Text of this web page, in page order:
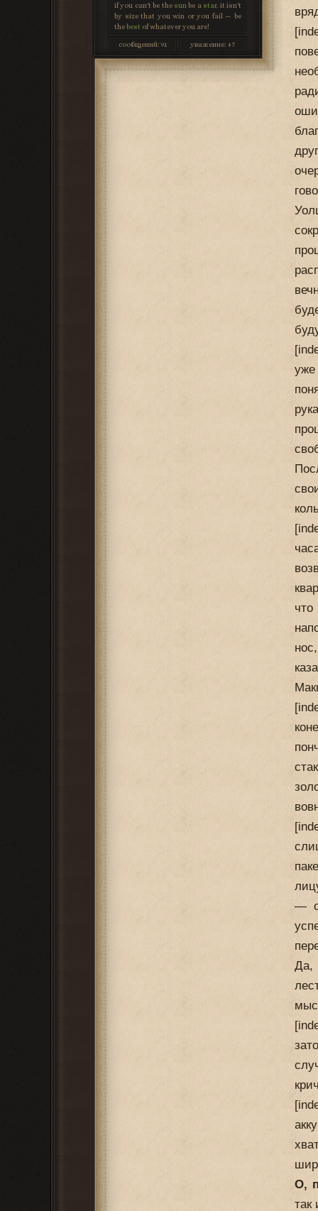
if you can't be the sun be a star. it isn't
by size that you win or you fail — be
thebest of whatever you are!
сообщений:91 уважение: +7
—
Да,
О,
так